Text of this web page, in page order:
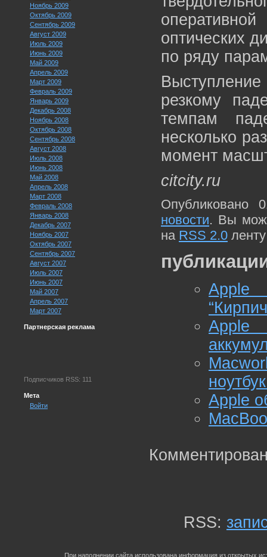
Ноябрь 2009
Октябрь 2009
Сентябрь 2009
Август 2009
Июль 2009
Июнь 2009
Май 2009
Апрель 2009
Март 2009
Февраль 2009
Январь 2009
Декабрь 2008
Ноябрь 2008
Октябрь 2008
Сентябрь 2008
Август 2008
Июль 2008
Июнь 2008
Май 2008
Апрель 2008
Март 2008
Февраль 2008
Январь 2008
Декабрь 2007
Ноябрь 2007
Октябрь 2007
Сентябрь 2007
Август 2007
Июль 2007
Июнь 2007
Май 2007
Апрель 2007
Март 2007
Партнерская реклама
Подписчиков RSS: 111
Мета
Войти
оптических
по ряду
резкому
темпам
несколько
момент
citcity.ru
Опубликовано
новости. Вы
на RSS 2.0
Apple
Apple
Apple
RSS:
При наполнении сайта использована информация из открытых